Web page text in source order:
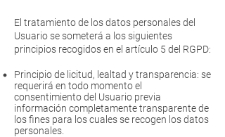
El tratamiento de los datos personales del
Usuario se someterá a los siguientes
principios recogidos en el artículo 5 del RGPD:
Principio de licitud, lealtad y transparencia: se
requerirá en todo momento el
consentimiento del Usuario previa
información completamente transparente de
los fines para los cuales se recogen los datos
personales.